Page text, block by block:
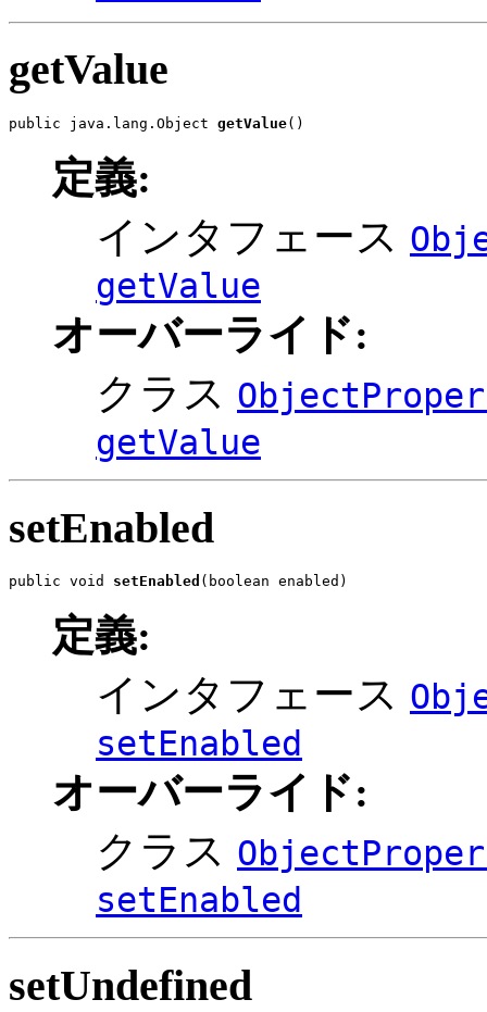
getValue
public java.lang.Object getValue()
定義:
インタフェース
getValue
オーバーライド:
クラス
getValue
setEnabled
public void setEnabled (boolean enabled)
定義:
インタフェース
setEnabled
オーバーライド:
クラス
setEnabled
setUndefined